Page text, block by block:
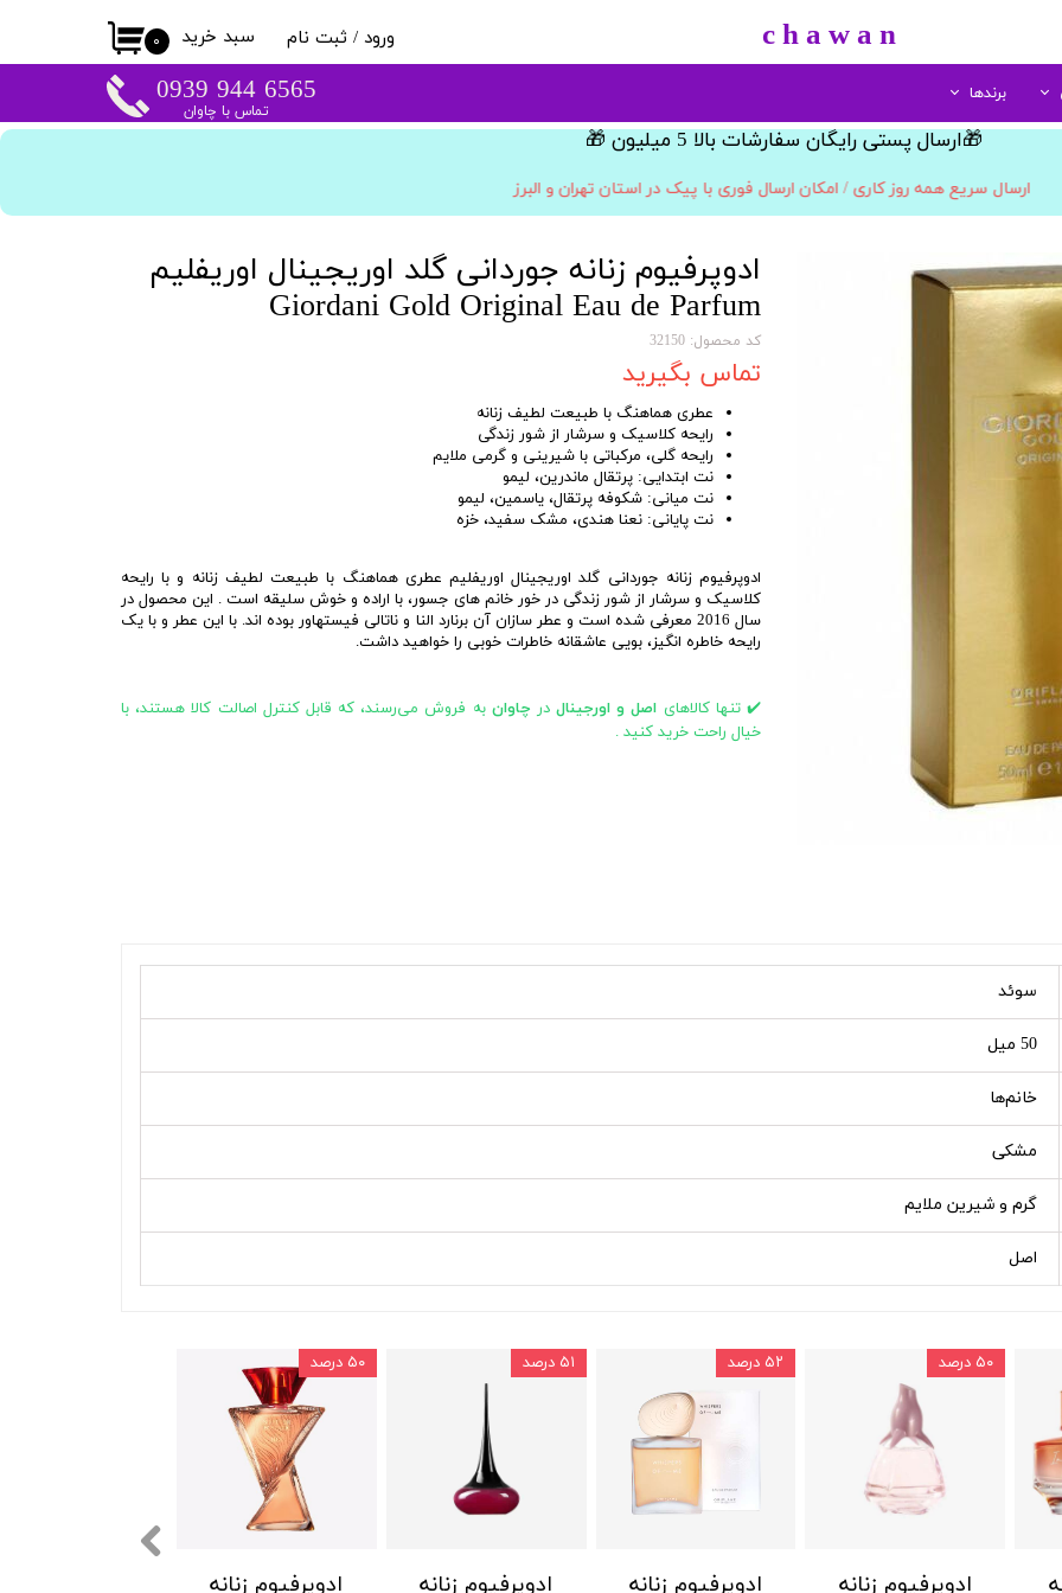
ورود / ثبت نام
حساب کاربری من
تغییر گذر واژه
خروج از حساب
رژ لب جامد
رژ لب مایع
بالم و نرم کننده لب
مو
رنگ مو
اسپری و موس مو
حالت دهنده مو
اکسیدان
مراقبت بدن
بهداشتی بانوان
شامپو بدن
لوسیون بدن
مراقبت پا
کرم پا
ابزار مراقبت پا
نوع
پرفیوم
ادوپرفیوم
ادوکلن
اسپری خوشبو کننده
زنانه
مردانه
کودک و نوجوان
برندها
الارو
سینره
​​6565 944 0939
تماس با چاوان
۰ سبد خرید ​c h a w a n
​🎁ارسال پستی رایگان سفارشات بالا 5 میلیون 🎁​​​​​​​
ارسال سریع همه روز کاری / امکان ارسال فوری با پیک در استان تهران و البرز
ادوپرفیوم زنانه جوردانی گلد اوریجینال اوریفلیم
Giordani Gold Original Eau de Parfum
کد محصول: 32150
تماس بگیرید
عطری هماهنگ با طبیعت لطیف زنانه
رایحه کلاسیک و سرشار از شور زندگی
رایحه گلی، مرکباتی با شیرینی و گرمی ملایم
نت ابتدایی: پرتقال ماندرین، لیمو
نت میانی: شکوفه پرتقال، یاسمین، لیمو
نت پایانی: نعنا هندی، مشک سفید، خزه
ادوپرفیوم زنانه جوردانی گلد اوریجینال اوریفلیم عطری هماهنگ با طبیعت لطیف زنانه و با رایحه
کلاسیک و سرشار از شور زندگی در خور خانم های جسور، با اراده و خوش سلیقه است . این محصول در
سال 2016 معرفی شده است و عطر سازان آن برنارد النا و ناتالی فیستهاور بوده اند. با این عطر و با یک
رایحه خاطره انگیز، بویی عاشقانه خاطرات خوبی را خواهید داشت.
✔️ تنها کالاهای اصل و اورجینالدر چاوان به فروش می‌رسند، که قابل کنترل اصالت کالا هستند، با
خیال راحت خرید کنید .
سوئد
50 میل
خانم‌ها
مشکی
گرم و شیرین ملایم
اصل
ادوپرفیوم زنانه
۵۰ درصد
ادوپرفیوم زنانه
۵۱ درصد
ادوپرفیوم زنانه
۵۲ درصد
ادوپرفیوم زنانه
۵۰ درصد